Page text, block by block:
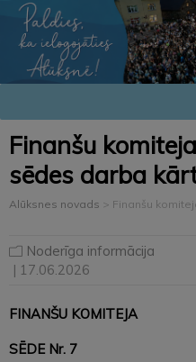
Finanšu
sēdes darba
Alūksnes novads > Finanšu
Noderīga informācija
| 17.06.2026
FINANŠU KOMITEJA
SĒDE Nr. 7